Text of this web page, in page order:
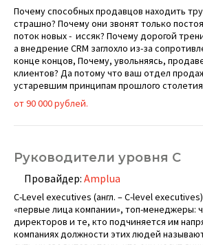
Почему способных продавцов находить
страшно? Почему они звонят только
поток новых - иссяк? Почему дорогой
а внедрение CRM заглохло из-за
конце концов, Почему, увольняясь,
клиентов? Да потому что ваш отдел
устаревшим принципам прошлого столетия
от 90 000 рублей.
Руководители уровня C
Провайдер: Amplua
C-Level executives (англ. – С-level
«первые лица компании», топ-менеджеры:
директоров и те, кто подчиняется им
компаниях должности этих людей